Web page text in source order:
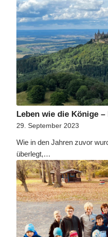
Leben wie die Könige
29. September 2023
Wie in den Jahren zuvor
überlegt,…